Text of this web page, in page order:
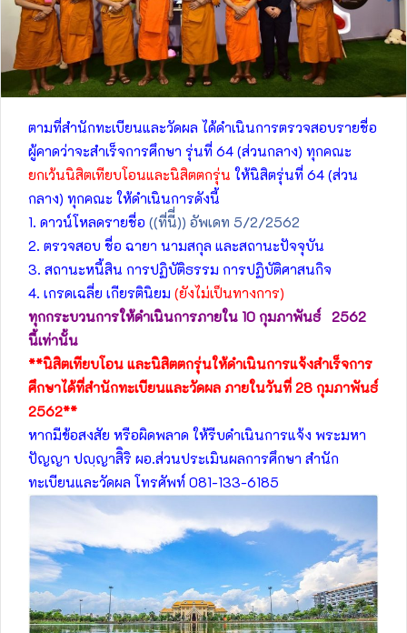
ตามที่สำนักทะเบียนและวัดผล ได้ดำเนินการตรวจสอบรายชื่อ
ผู้คาดว่าจะสำเร็จการศึกษา รุ่นที่ 64 (ส่วนกลาง) ทุกคณะ
ยกเว้นนิสิตเทียบโอนและนิสิตตกรุ่น ให้นิสิตรุ่นที่ 64 (ส่วน
กลาง) ทุกคณะ ให้ดำเนินการดังนี้
1. ดาวน์โหลดรายชื่อ ((ที่นีี่)) อัพเดท 5/2/2562
2. ตรวจสอบ ชื่อ ฉายา นามสกุล และสถานะปัจจุบัน
3. สถานะหนี้สิน การปฏิบัติธรรม การปฏิบัติศาสนกิจ
4. เกรดเฉลี่ย เกียรตินิยม (ยังไม่เป็นทางการ)
ทุกกระบวนการให้ดำเนินการภายใน 10 กุมภาพันธ์ 2562
นี้เท่านั้น
**นิสิตเทียบโอน และนิสิตตกรุ่นให้ดำเนินการแจ้งสำเร็จการ
ศึกษาได้ที่สำนักทะเบียนและวัดผล ภายในวันที่ 28 กุมภาพันธ์
2562**
หากมีข้อสงสัย หรือผิดพลาด ให้รีบดำเนินการแจ้ง พระมหา
ปัญญา ปญฺญาสิิริ ผอ.ส่วนประเมินผลการศึกษา สำนัก
ทะเบียนและวัดผล โทรศัพท์ 081-133-6185